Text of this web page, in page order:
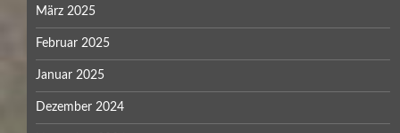
März 2025
Februar 2025
Januar 2025
Dezember 2024